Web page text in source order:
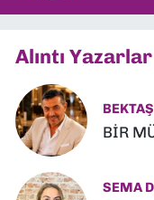
Alıntı Yazarlar
BİR
SEMA